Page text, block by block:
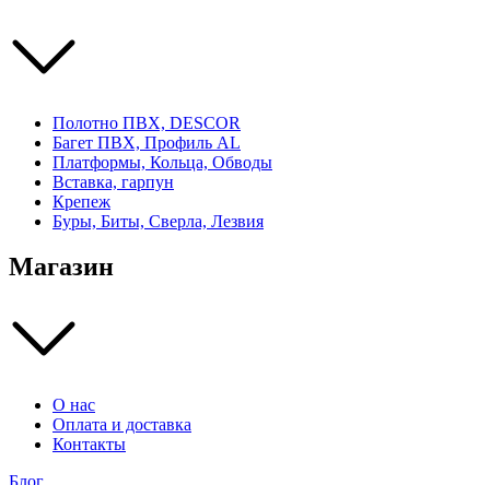
Полотно ПВХ, DESCOR
Багет ПВХ, Профиль AL
Платформы, Кольца, Обводы
Вставка, гарпун
Крепеж
Буры, Биты, Сверла, Лезвия
Магазин
О нас
Оплата и доставка
Контакты